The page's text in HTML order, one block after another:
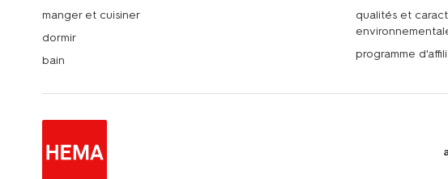
manger et cuisiner
dormir
bain
qualités et
programme